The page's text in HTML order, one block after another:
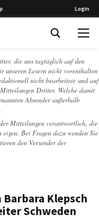
Login
die uns tagtäglich auf den
unseren Lesern nicht vorenthalten
nicht bearbeitete und auf
Dritter. Welche damit
Absender außerhalb
Mitteilungen verantwortlich, die
Bei Fragen dazu wenden Sie
den Versender der
Klepsch
Schweden